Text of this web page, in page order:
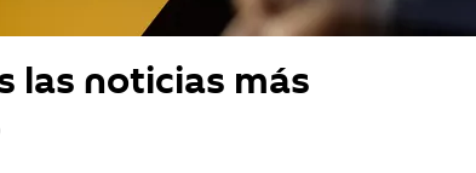
las noticias más